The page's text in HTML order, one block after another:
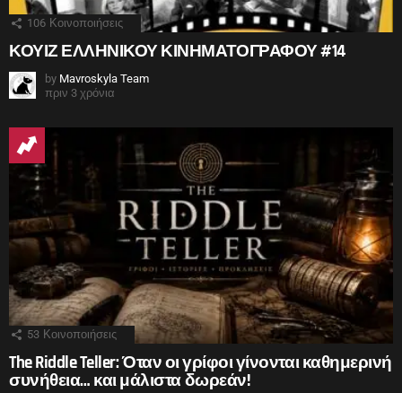
106 Κοινοποιήσεις
ΚΟΥΙΖ ΕΛΛΗΝΙΚΟΥ ΚΙΝΗΜΑΤΟΓΡΑΦΟΥ #14
by Mavroskyla Team
πριν 3 χρόνια
53 Κοινοποιήσεις
The Riddle Teller: Όταν οι γρίφοι γίνονται καθημερινή
συνήθεια… και μάλιστα δωρεάν!